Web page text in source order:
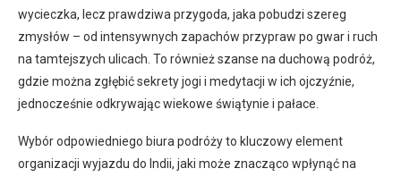
wycieczka, lecz prawdziwa przygoda, jaka pobudzi szereg
zmysłów – od intensywnych zapachów przypraw po gwar i ruch
na tamtejszych ulicach. To również szanse na duchową podróż,
gdzie można zgłębić sekrety jogi i medytacji w ich ojczyźnie,
jednocześnie odkrywając wiekowe świątynie i pałace.
Wybór odpowiedniego biura podróży to kluczowy element
organizacji wyjazdu do Indii, jaki może znacząco wpłynąć na